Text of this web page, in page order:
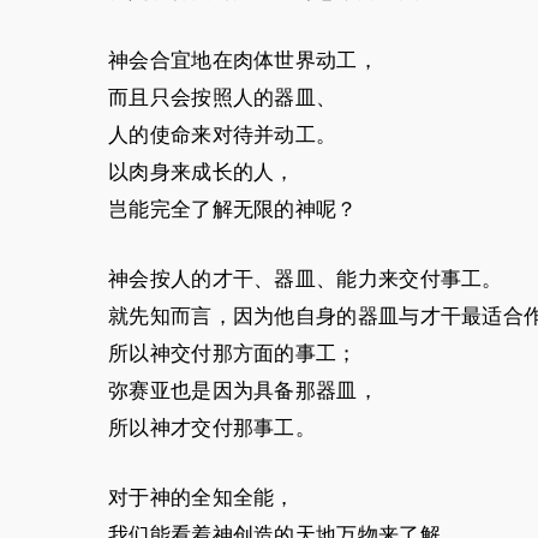
神会合宜地在肉体世界动工，
而且只会按照人的器皿、
人的使命来对待并动工。
以肉身来成长的人，
岂能完全了解无限的神呢？
神会按人的才干、器皿、能力来交付事工。
就先知而言，因为他自身的器皿与才干最适合
所以神交付那方面的事工；
弥赛亚也是因为具备那器皿，
所以神才交付那事工。
对于神的全知全能，